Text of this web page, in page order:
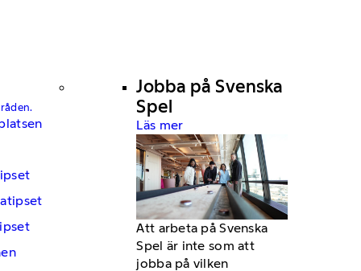
Jobba på Svenska
Spel
Läs mer
Att arbeta på Svenska
Spel är inte som att
jobba på vilken